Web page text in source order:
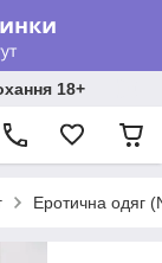
18+
Еротична одяг